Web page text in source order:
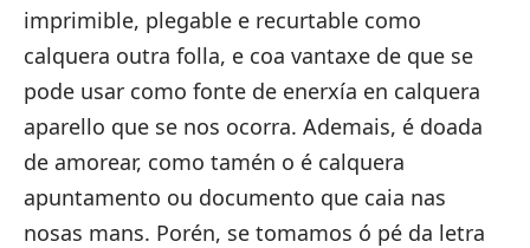
imprimible, plegable e recurtable como
calquera outra folla, e coa vantaxe de que se
pode usar como fonte de enerxía en calquera
aparello que se nos ocorra. Ademais, é doada
de amorear, como tamén o é calquera
apuntamento ou documento que caia nas
nosas mans. Porén, se tomamos ó pé da letra